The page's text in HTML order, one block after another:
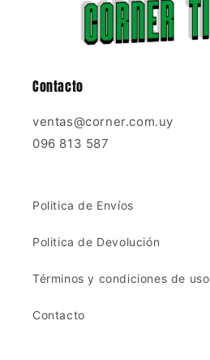
Contacto
ventas@corner.com.uy
096 813 587
Politica de Envíos
Politica de Devolución
Términos y condiciones de uso
Contacto